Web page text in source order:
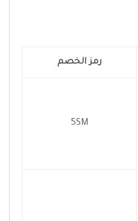
رمز الخصم
5SM